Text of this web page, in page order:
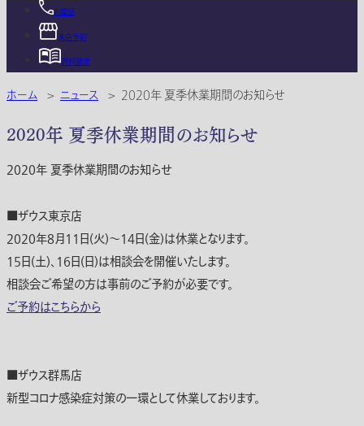
お電話
来店予約
資料請求
ホーム > ニュース > 2020年 夏季休業期間のお知らせ
2020年 夏季休業期間のお知らせ
2020年 夏季休業期間のお知らせ
■ザウス東京店
2020年8月11日(火)～14日(金)は休業となります。
15日(土)、16日(日)は相談会を開催いたします。
相談会ご希望の方は事前のご予約が必要です。
ご予約はこちらから
■ザウス群馬店
新型コロナ感染症対策の一環として休業しております。